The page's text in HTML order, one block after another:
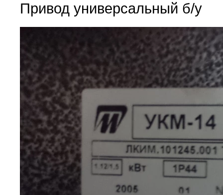
Привод универсальный б/у